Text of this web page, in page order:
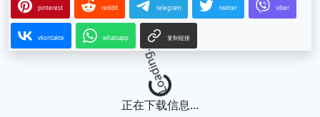
pinterest reddit telegram twitter viber
vkontakte whatsapp 复制链接
Loading...
正在下载信息...